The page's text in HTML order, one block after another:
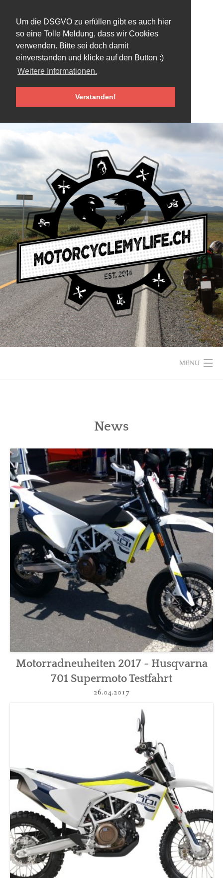
Um die DSGVO zu erfüllen gibt es auch hier
so eine Tolle Meldung, dass wir Cookies
verwenden. Bitte sei doch damit
einverstanden und klicke auf den Button :)
Weitere Informationen.
Verstanden!
content
MENU
BLOG
SOCIAL
VIDEO
TOUR
News
Motorradneuheiten 2017 - Husqvarna
701 Supermoto Testfahrt
26.04.2017